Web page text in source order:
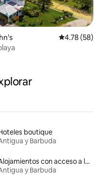
Calificación
4.78 (58)
boutique
y Barbuda
Alojamientos con acceso a la playa
y Barbuda